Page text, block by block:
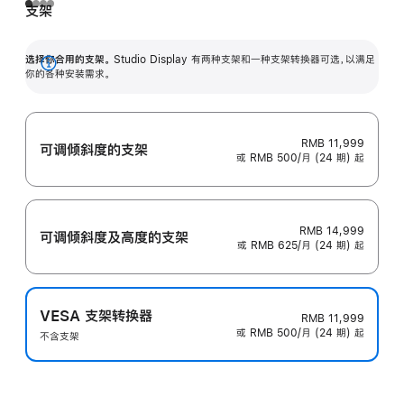
支架
选择你合用的支架。 Studio Display 有两种支架和一种支架转换器可选，以满足
你的各种安装需求。
展
可调倾斜度的支架
RMB 11,999
或 RMB 500/月 (24 期) 起
可调倾斜度及高‍度的支‍架
RMB 14,999
或 RMB 625/月 (24 期) 起
VESA 支架转换器
不含支架
RMB 11,999
或 RMB 500/月 (24 期) 起